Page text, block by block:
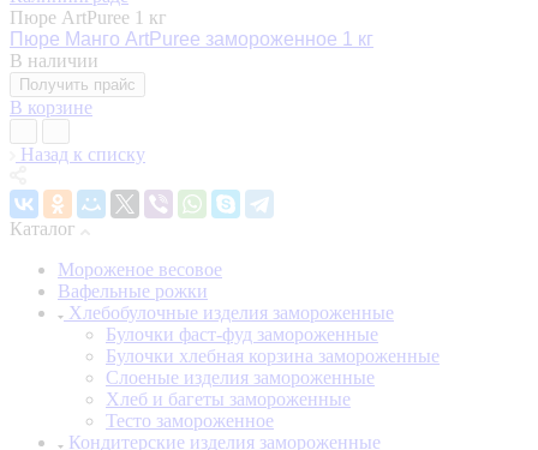
Пюре ArtPuree 1 кг
Пюре Манго ArtPuree замороженное 1 кг
В наличии
Получить прайс
В корзине
Назад к списку
Каталог
Мороженое весовое
Вафельные рожки
Хлебобулочные изделия замороженные
Булочки фаст-фуд замороженные
Булочки хлебная корзина замороженные
Слоеные изделия замороженные
Хлеб и багеты замороженные
Тесто замороженное
Кондитерские изделия замороженные